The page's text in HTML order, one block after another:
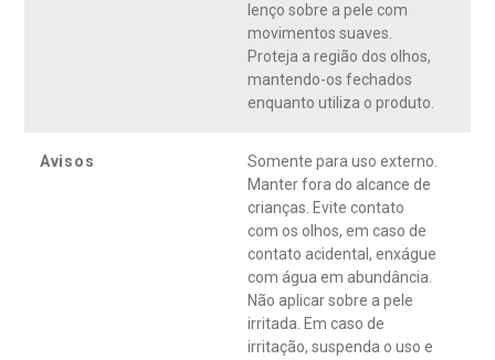
lenço sobre a pele com
movimentos suaves.
Proteja a região dos olhos,
mantendo-os fechados
enquanto utiliza o produto.
Avisos
Somente para uso externo.
Manter fora do alcance de
crianças. Evite contato
com os olhos, em caso de
contato acidental, enxágue
com água em abundância.
Não aplicar sobre a pele
irritada. Em caso de
irritação, suspenda o uso e